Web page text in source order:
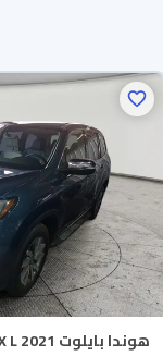
هوندا بايلوت EX L 2021